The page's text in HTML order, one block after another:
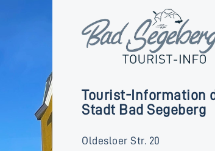
Tourist-Information
Stadt Bad Segeberg
Oldesloer Str. 20